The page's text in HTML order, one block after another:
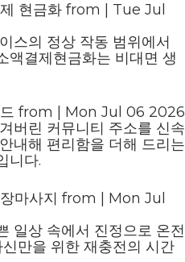
현금화 from
Tue Jul
스의 정상 작동 범위에서
액결제현금화는 비대면 생
from
Mon Jul 06 2026
버린 커뮤니티 주소를 신속
내해 편리함을 더해 드리는
니다.
마사지 from
Mon Jul
일상 속에서 진정으로 온전
만을 위한 재충전의 시간